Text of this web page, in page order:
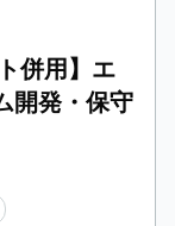
併用】エ
開発・保守